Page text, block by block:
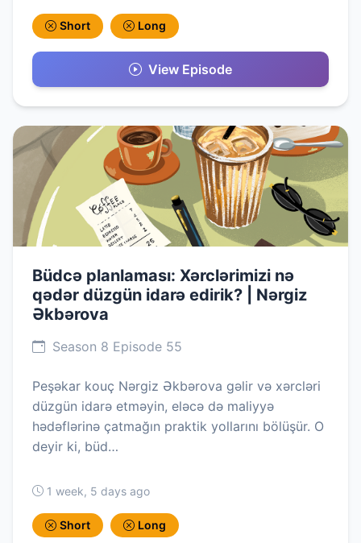
Short Long
View Episode
Büdcə planlaması: Xərclərimizi nə
qədər düzgün idarə edirik? | Nərgiz
Əkbərova
Season 8 Episode 55
Peşəkar kouç Nərgiz Əkbərova gəlir və xərcləri
düzgün idarə etməyin, eləcə də maliyyə
hədəflərinə çatmağın praktik yollarını bölüşür. O
deyir ki, büd…
1 week, 5 days ago
Short Long